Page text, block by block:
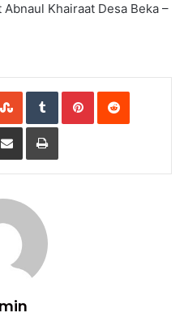
Khairaat Desa Beka –
StumbleUpon
TumblrPinterestReddit
Share
Email
Print